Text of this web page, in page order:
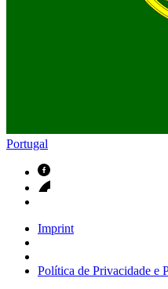
Portugal
Imprint
Política de Privacidade e